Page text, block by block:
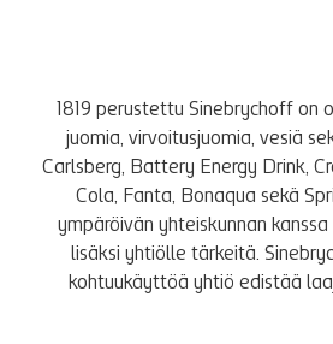
1819 perustettu Sinebrychoff on
juomia, virvoitusjuomia, vesiä
Carlsberg, Battery Energy Drink,
Cola, Fanta, Bonaqua sekä
ympäröivän yhteiskunnan
lisäksi yhtiölle tärkeitä.
kohtuukäyttöä yhtiö edistää